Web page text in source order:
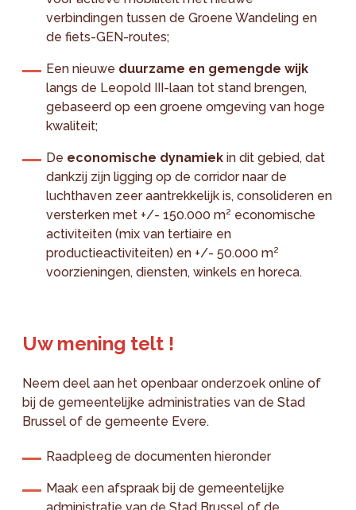
verbindingen tussen de Groene Wandeling en
de fiets-GEN-routes;
Een nieuwe duurzame en gemengde wijk
langs de Leopold III-laan tot stand brengen,
gebaseerd op een groene omgeving van hoge
kwaliteit;
De economische dynamiek in dit gebied, dat
dankzij zijn ligging op de corridor naar de
luchthaven zeer aantrekkelijk is, consolideren en
versterken met +/- 150.000 m² economische
activiteiten (mix van tertiaire en
productieactiviteiten) en +/- 50.000 m²
voorzieningen, diensten, winkels en horeca.
Uw mening telt !
Neem deel aan het openbaar onderzoek online of
bij de gemeentelijke administraties van de Stad
Brussel of de gemeente Evere.
Raadpleeg de documenten hieronder
Maak een afspraak bij de gemeentelijke